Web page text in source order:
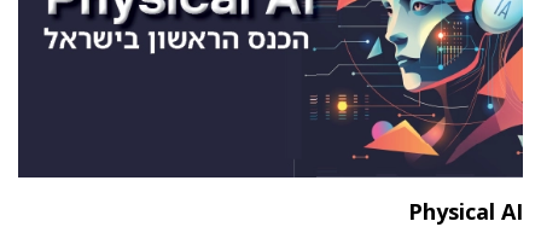
Physical AI